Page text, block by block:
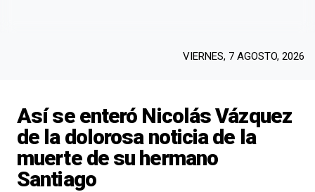
VIERNES, 7 AGOSTO, 2026
Así se enteró Nicolás Vázquez
de la dolorosa noticia de la
muerte de su hermano
Santiago